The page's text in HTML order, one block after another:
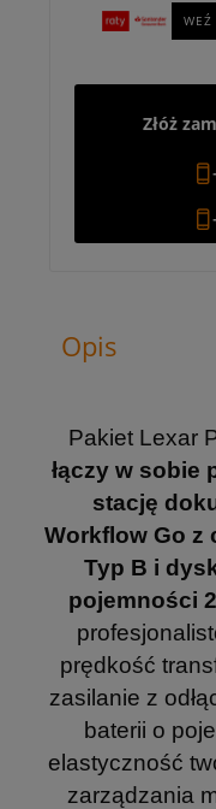
WEŹ
Złóż
Opis
Pakiet Lexar
łączy w sobie
stację
Workflow Go z
Typ B i
pojemności
prędkość
zasilanie z
baterii o
elastyczność
zarządzania